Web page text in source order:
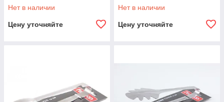
Нет в наличии
Цену уточняйте
Нет в наличии
Цену уточняйте